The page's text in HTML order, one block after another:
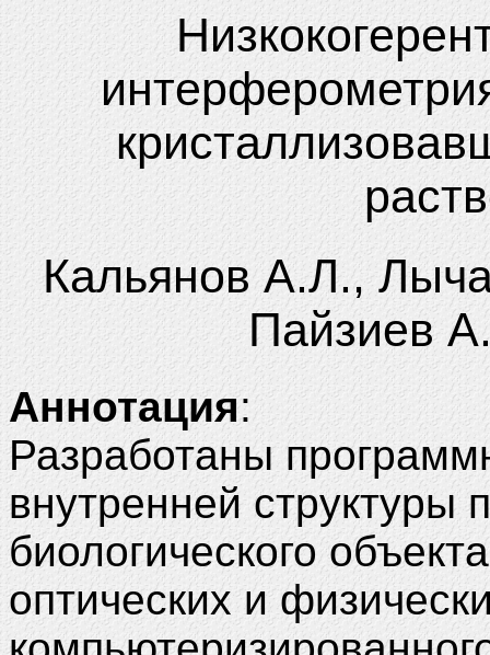
Кальянов А.Л.,
Пайзиев
Аннотация:
Разработаны
внутренней структуры
биологического
оптических и